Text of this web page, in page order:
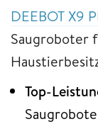
DEEBOT X9
Saugroboter
Top-